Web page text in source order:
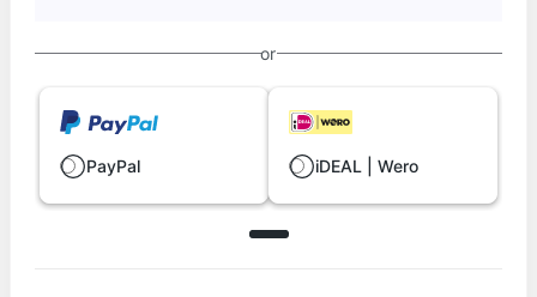
or
PayPal iDEAL | Wero